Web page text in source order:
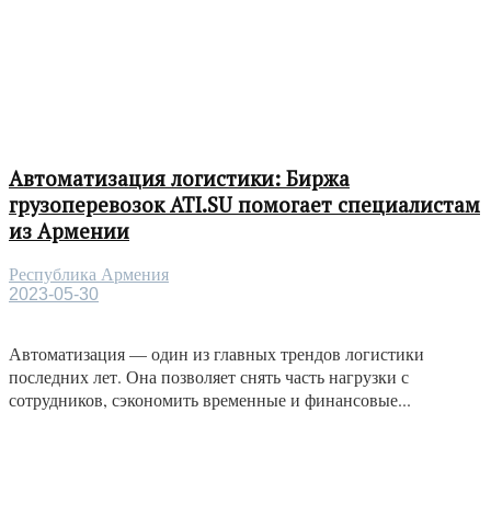
Автоматизация логистики: Биржа
грузоперевозок ATI.SU помогает специалистам
из Армении
Республика Армения
2023-05-30
Автоматизация — один из главных трендов логистики
последних лет. Она позволяет снять часть нагрузки с
сотрудников, сэкономить временные и финансовые...